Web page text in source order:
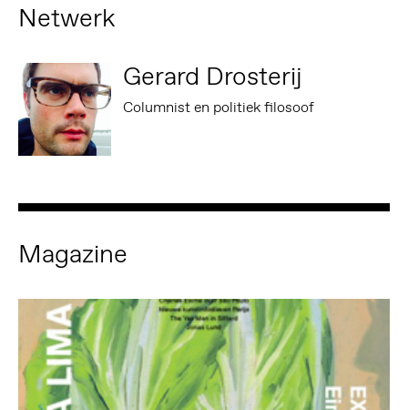
Netwerk
Gerard Drosterij
Columnist en politiek filosoof
Magazine